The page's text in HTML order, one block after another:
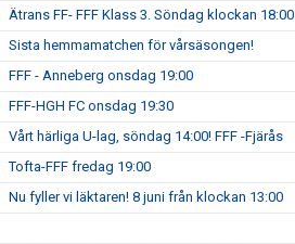
Ätrans FF- FFF Klass 3. Söndag klockan 18:00
Sista hemmamatchen för vårsäsongen!
FFF - Anneberg onsdag 19:00
FFF-HGH FC onsdag 19:30
Vårt härliga U-lag, söndag 14:00! FFF -Fjärås
Tofta-FFF fredag 19:00
Nu fyller vi läktaren! 8 juni från klockan 13:00